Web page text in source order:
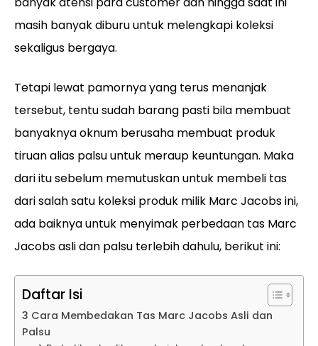
masih banyak diburu untuk melengkapi koleksi
sekaligus bergaya.
Tetapi lewat pamornya yang terus menanjak
tersebut, tentu sudah barang pasti bila membuat
banyaknya oknum berusaha membuat produk
tiruan alias palsu untuk meraup keuntungan. Maka
dari itu sebelum memutuskan untuk membeli tas
dari salah satu koleksi produk milik Marc Jacobs ini,
ada baiknya untuk menyimak perbedaan tas Marc
Jacobs asli dan palsu terlebih dahulu, berikut ini:
Daftar Isi
3 Cara Membedakan Tas Marc Jacobs Asli dan
Palsu